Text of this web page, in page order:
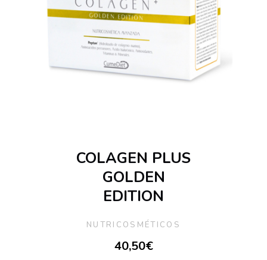
COLAGEN PLUS
GOLDEN
EDITION
40,50€
NUTRICOSMÉTICOS